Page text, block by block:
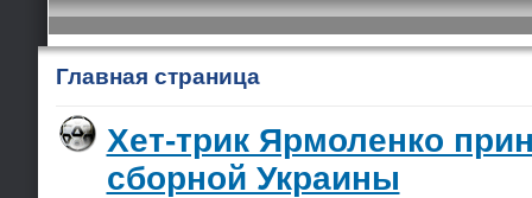
Главная страница
Хет-трик Ярмоленко
сборной Украины